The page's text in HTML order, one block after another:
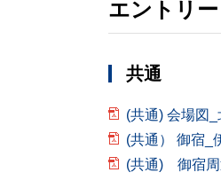
エントリ
共通
(共通) 会場図
(共通） 御宿_
(共通) 御宿周